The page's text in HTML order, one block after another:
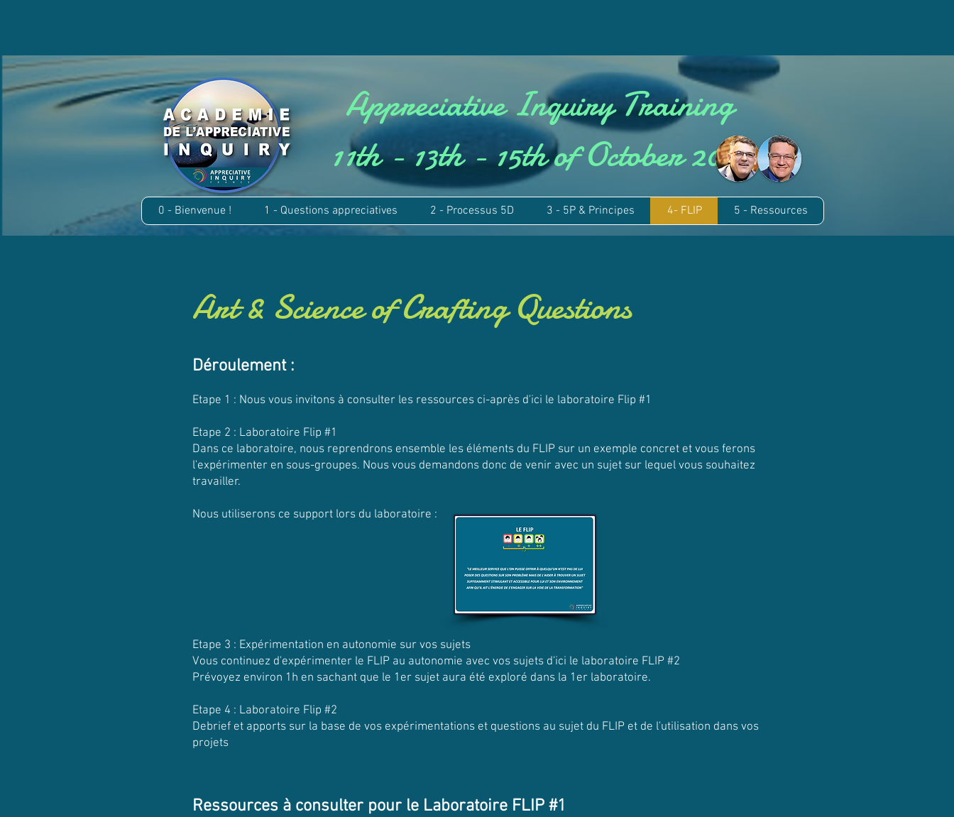
Appreciative Inquiry Training
11th - 13th - 15th of October2021
0 - Bienvenue ! 1 - Questions appreciatives 2 - Processus 5D 3 - 5P & Principes 4- FLIP 5 - Ressources
Art & Science of Crafting Questions
Déroulement :
Etape 1 : Nous vous invitons à consulter les ressources ci-après d'ici le laboratoire Flip #1
Etape 2 : Laboratoire Flip #1
Dans ce laboratoire, nous reprendrons ensemble les éléments du FLIP sur un exemple concret et vous ferons
l'expérimenter en sous-groupes. Nous vous demandons donc de venir avec un sujet sur lequel vous souhaitez
travailler.
Nous utiliserons ce support lors du laboratoire :
Etape 3 : Expérimentation en autonomie sur vos sujets
Vous continuez d'expérimenter le FLIP au autonomie avec vos sujets d'ici le laboratoire FLIP #2
Prévoyez environ 1h en sachant que le 1er sujet aura été exploré dans la 1er laboratoire.
Etape 4 : Laboratoire Flip #2
Debrief et apports sur la base de vos expérimentations et questions au sujet du FLIP et de l'utilisation dans vos
projets
Ressources à consulter pour le Laboratoire FLIP #1